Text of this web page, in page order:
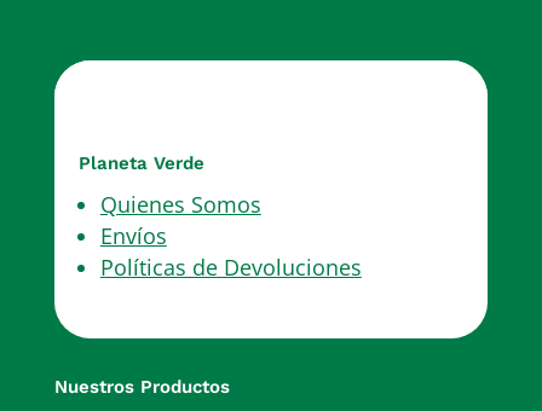
Planeta Verde
Quienes Somos
Envíos
Políticas de Devoluciones
Nuestros Productos